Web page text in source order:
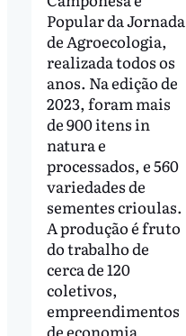
Popular da Jornada
de Agroecologia,
realizada todos os
anos. Na edição de
2023, foram mais
de 900 itens in
natura e
processados, e 560
variedades de
sementes crioulas.
A produção é fruto
do trabalho de
cerca de 120
coletivos,
empreendimentos
de economia